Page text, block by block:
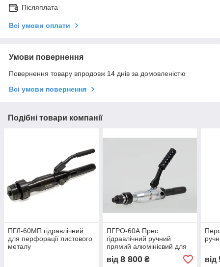
Післяплата
Всі умови оплати
Умови повернення
Повернення товару впродовж 14 днів за домовленістю
Всі умови повернення
Подібні товари компанії
ПГЛ-60МП гідравлічний
для перфорації листового
металу
ПГРО-60А Прес
гідравлічний ручний
прямий алюмінієвий для
пробивання отворів у
сталевих аркушах
від 8 800₴ від